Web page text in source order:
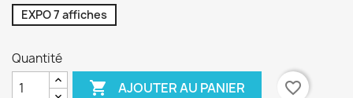
EXPO 7 affiches
Quantité
 AJOUTER AU PANIER
favorite_border